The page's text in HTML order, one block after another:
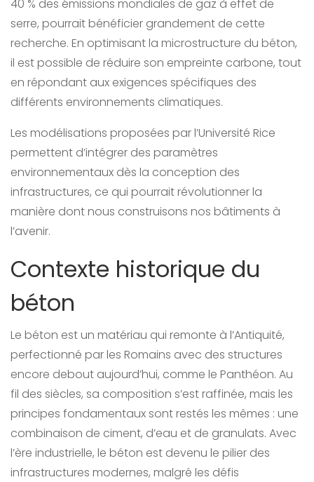
40 % des émissions mondiales de gaz à effet de
serre, pourrait bénéficier grandement de cette
recherche. En optimisant la microstructure du béton,
il est possible de réduire son empreinte carbone, tout
en répondant aux exigences spécifiques des
différents environnements climatiques.
Les modélisations proposées par l’Université Rice
permettent d’intégrer des paramètres
environnementaux dès la conception des
infrastructures, ce qui pourrait révolutionner la
manière dont nous construisons nos bâtiments à
l’avenir.
Contexte historique du
béton
Le béton est un matériau qui remonte à l’Antiquité,
perfectionné par les Romains avec des structures
encore debout aujourd’hui, comme le Panthéon. Au
fil des siècles, sa composition s’est raffinée, mais les
principes fondamentaux sont restés les mêmes : une
combinaison de ciment, d’eau et de granulats. Avec
l’ère industrielle, le béton est devenu le pilier des
infrastructures modernes, malgré les défis